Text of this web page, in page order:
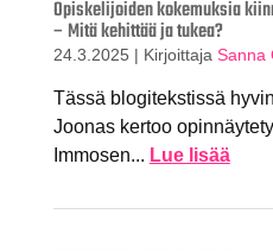
Opiskelijoiden kokemuksia
– Mitä kehittää ja tukea?
24.3.2025 | Kirjoittaja Sanna
Tässä blogitekstissä
Joonas kertoo
Immosen... Lue lisää